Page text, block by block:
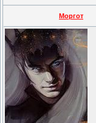
Моргот